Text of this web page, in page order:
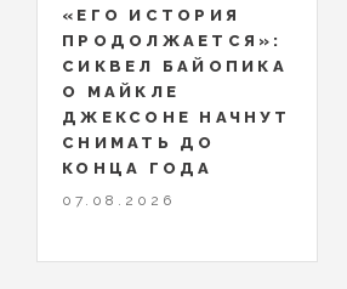
«ЕГО ИСТОРИЯ
ПРОДОЛЖАЕТСЯ»:
СИКВЕЛ БАЙОПИКА
О МАЙКЛЕ
ДЖЕКСОНЕ НАЧНУТ
СНИМАТЬ ДО
КОНЦА ГОДА
07.08.2026